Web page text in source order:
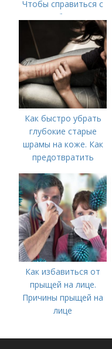
Чтобы справиться с
нагрубанием,
необходимо
предпринять
следующие действия:
Как быстро убрать
глубокие старые
шрамы на коже. Как
предотвратить
Как избавиться от
прыщей на лице.
Причины прыщей на
лице